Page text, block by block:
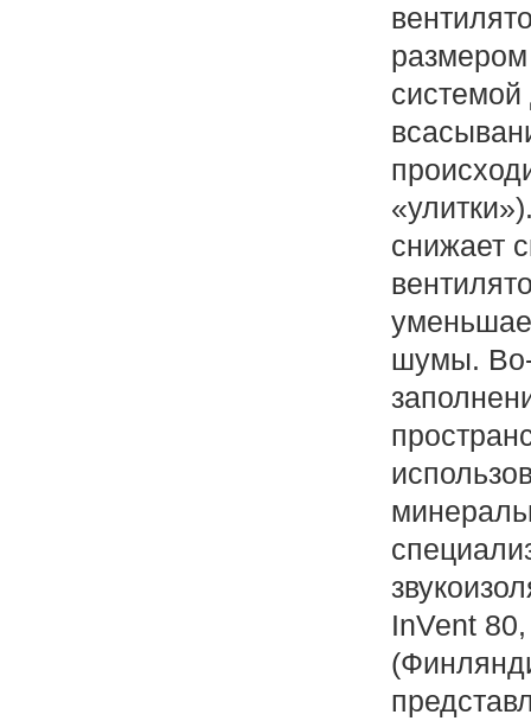
размером
системой
снижает
шумы.
InVent